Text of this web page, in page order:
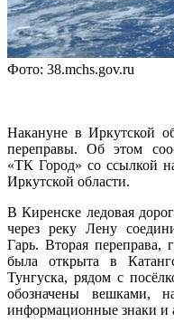
Фото: 38.mchs.gov.ru
Накануне в Иркутской
переправы. Об этом
«ТК Город» со ссылкой
Иркутской области.
В Киренске ледовая
через реку Лену
Гарь. Вторая переправа,
была открыта в
Тунгуска, рядом с
обозначены вешками,
информационные знаки и